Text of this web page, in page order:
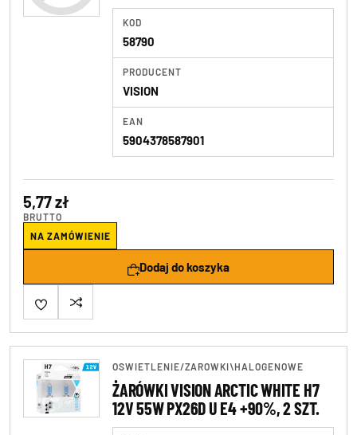
KOD
58790
PRODUCENT
VISION
EAN
5904378587901
5,77 zł
BRUTTO
NA ZAMÓWIENIE
Dodaj do koszyka
OSWIETLENIE/ZAROWKI\HALOGENOWE
ŻARÓWKI VISION ARCTIC WHITE H7
12V 55W PX26D U E4 +90%, 2 SZT.